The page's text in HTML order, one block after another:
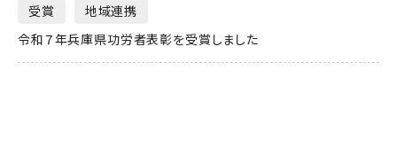
受賞
地域連携
令和７年兵庫県功労者表彰を受賞しました